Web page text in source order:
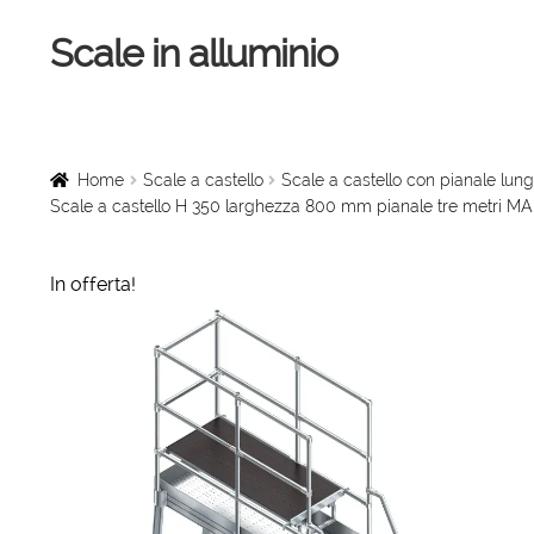
Vai
alla
Vai
al
Scale in alluminio
Scale a chiocciola
Scale in legno
Rampe di carico
Home Scale a castello
Scale a castello con pianale
Scale a castello H 350 larghezza 800 mm pianale tre metri
In offerta!